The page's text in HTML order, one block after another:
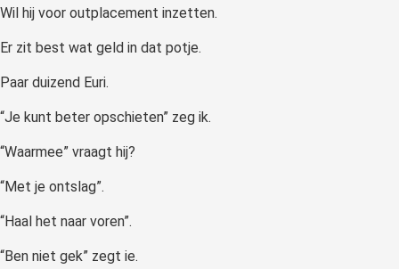
Wil hij voor outplacement inzetten.
Er zit best wat geld in dat potje.
Paar duizend Euri.
“Je kunt beter opschieten” zeg ik.
“Waarmee” vraagt hij?
“Met je ontslag”.
“Haal het naar voren”.
“Ben niet gek” zegt ie.